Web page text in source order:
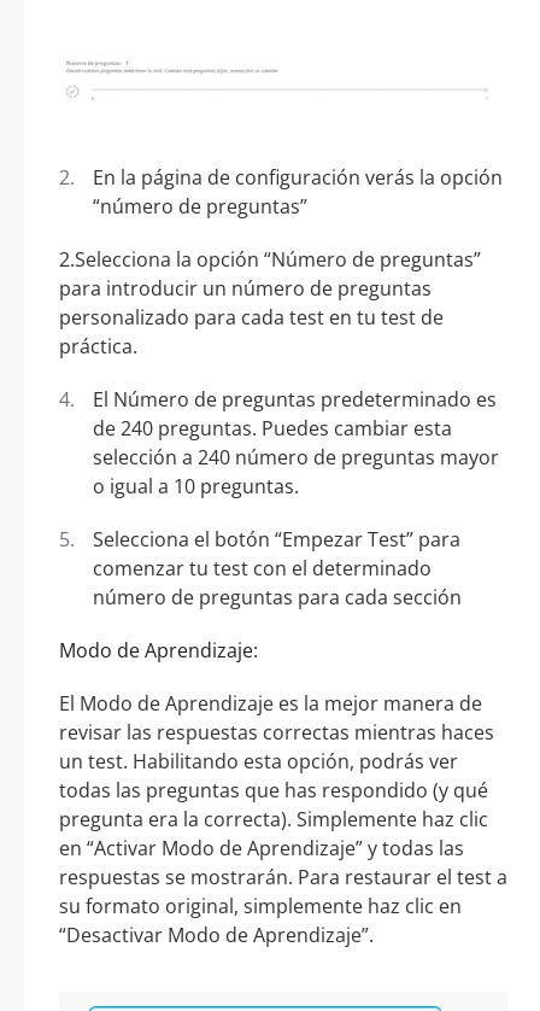
En la página de configuración verás la opción
“número de preguntas”
2.Selecciona la opción “Número de preguntas”
para introducir un número de preguntas
personalizado para cada test en tu test de
práctica.
El Número de preguntas predeterminado es
de 240 preguntas. Puedes cambiar esta
selección a 240 número de preguntas mayor
o igual a 10 preguntas.
Selecciona el botón “Empezar Test” para
comenzar tu test con el determinado
número de preguntas para cada sección
Modo de Aprendizaje:
El Modo de Aprendizaje es la mejor manera de
revisar las respuestas correctas mientras haces
un test. Habilitando esta opción, podrás ver
todas las preguntas que has respondido (y qué
pregunta era la correcta). Simplemente haz clic
en “Activar Modo de Aprendizaje” y todas las
respuestas se mostrarán. Para restaurar el test a
su formato original, simplemente haz clic en
“Desactivar Modo de Aprendizaje”.